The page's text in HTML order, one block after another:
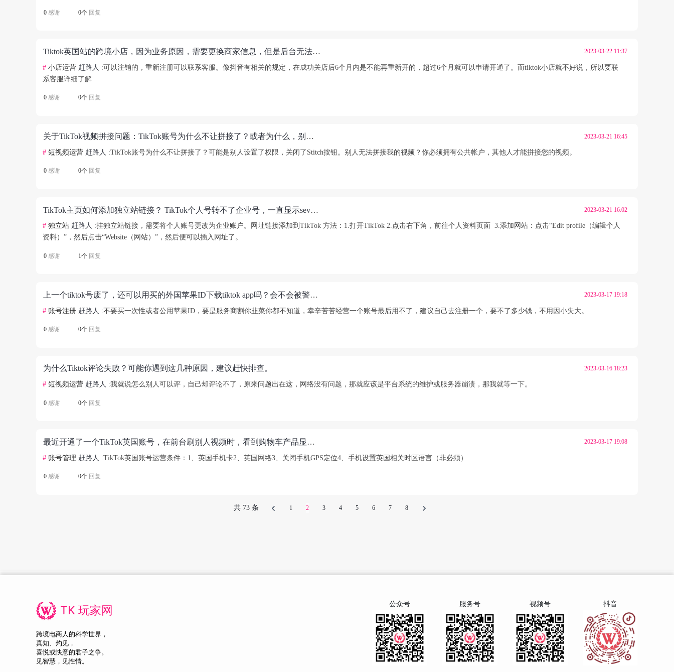
0 感谢 0个 回复
Tiktok英国站的跨境小店，因为业务原因，需要更换商家信息，但是后台无法变更公司注册主体，只能注销掉Tiktok商家旧账户，请问大家怎么注销掉Tiktok商家旧账户重新注册? 重新注册新账户，主营类目可以修改吗？ 2023-03-22 11:37
# 小店运营 赶路人 :可以注销的，重新注册可以联系客服。像抖音有相关的规定，在成功关店后6个月内是不能再重新开的，超过6个月就可以申请开通了。而tiktok小店就不好说，所以要联
系客服详细了解
0 感谢 0个 回复
关于TikTok视频拼接问题：TikTok账号为什么不让拼接了？或者为什么，别人无法拼接我的视频？ 2023-03-21 16:45
# 短视频运营 赶路人 :TikTok账号为什么不让拼接了？可能是别人设置了权限，关闭了Stitch按钮。别人无法拼接我的视频？你必须拥有公共帐户，其他人才能拼接您的视频。
0 感谢 0个 回复
TikTok主页如何添加独立站链接？ TikTok个人号转不了企业号，一直显示sever's deserved，这种情况如何破解？ 2023-03-21 16:02
# 独立站 赶路人 :挂独立站链接，需要将个人账号更改为企业账户。网址链接添加到TikTok 方法：1.打开TikTok 2.点击右下角，前往个人资料页面 3.添加网站：点击“Edit profile（编辑个人
资料）”，然后点击“Website（网站）”，然后便可以插入网址了。
0 感谢 1个 回复
上一个tiktok号废了，还可以用买的外国苹果ID下载tiktok app吗？会不会被警告？如果用了那种一次性或者公用苹果ID，密码被别人修改了，现在我这边无法登陆，怎么办？ 2023-03-17 19:18
# 账号注册 赶路人 :不要买一次性或者公用苹果ID，要是服务商割你韭菜你都不知道，幸辛苦苦经营一个账号最后用不了，建议自己去注册一个，要不了多少钱，不用因小失大。
0 感谢 0个 回复
为什么Tiktok评论失败？可能你遇到这几种原因，建议赶快排查。 2023-03-16 18:23
# 短视频运营 赶路人 :我就说怎么别人可以评，自己却评论不了，原来问题出在这，网络没有问题，那就应该是平台系统的维护或服务器崩溃，那我就等一下。
0 感谢 0个 回复
最近开通了一个TikTok英国账号，在前台刷别人视频时，看到购物车产品显示美金，刷了好几个视频都是美金，这是什么原因？是账号问题还是有其他问题？ 2023-03-17 19:08
# 账号管理 赶路人 :TikTok英国账号运营条件：1、英国手机卡2、英国网络3、关闭手机GPS定位4、手机设置英国相关时区语言（非必须）
0 感谢 0个 回复
共 73 条 1 2 3 4 5 6 7 8
TK 玩家网
跨境电商人的科学世界，
真知、灼见，
喜悦或快意的君子之争。
见智慧，见性情。
公众号 服务号 视频号 抖音